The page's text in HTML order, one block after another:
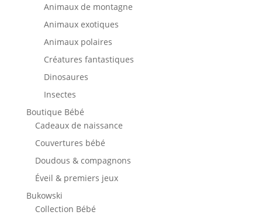
Animaux de montagne
Animaux exotiques
Animaux polaires
Créatures fantastiques
Dinosaures
Insectes
Boutique Bébé
Cadeaux de naissance
Couvertures bébé
Doudous & compagnons
Éveil & premiers jeux
Bukowski
Collection Bébé